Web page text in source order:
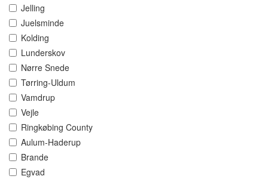
Jelling
Juelsminde
Kolding
Lunderskov
Nørre Snede
Tørring-Uldum
Vamdrup
Vejle
Ringkøbing County
Aulum-Haderup
Brande
Egvad